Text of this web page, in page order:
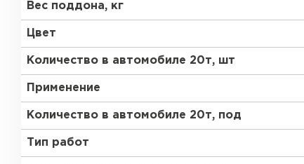
Вес поддона, кг
Цвет
Количество в автомобиле 20т, шт
Применение
Количество в автомобиле 20т, под
Тип работ
Газобетон Белорусский SLS
Газобетон Белорусский (БЦК)
Газобетон Забудова